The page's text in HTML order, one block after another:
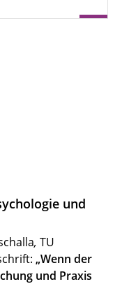
und
, TU
„Wenn der
und Praxis